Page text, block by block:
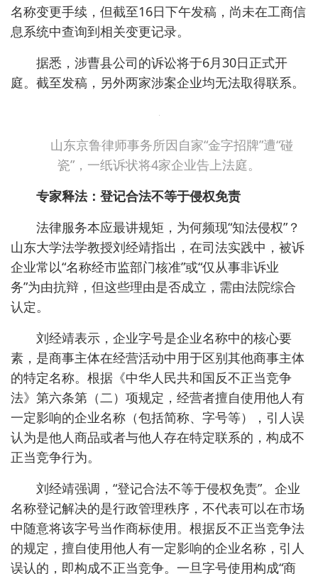
“提起诉讼是为了通过司法途径打击‘傍名牌、搭
商誉’的字号仿冒、商标侵权行为，维护知识产权与法
律服务市场公平秩序。”郝纪勇表示后续将持续排查
全国范围内的侵权主体。
面对侵权指控，涉案企业回应不一。河南京鲁知
识产权服务有限公司方面6月15日下午回应称，选
用“京鲁”作为字号，是因在山东和北京均设有分所，
各取一字属“巧合”。不过，该公司已于6月11日更名
为“河南羿扬数智有限公司”，经营范围也进行了变
更，由此前的知识产权服务、版权代理等调整为技术
服务、技术开发等。
名称经审批便无问题，收到开庭通知后已第一时间与
京鲁律所沟通，表达了配合变更名称的意愿，但双方
就赔偿金额尚未达成一致。该经营者称，目前已办理
名称变更手续，但截至16日下午发稿，尚未在工商信
息系统中查询到相关变更记录。
据悉，涉曹县公司的诉讼将于6月30日正式开
庭。截至发稿，另外两家涉案企业均无法取得联系。
山东京鲁律师事务所因自家“金字招牌”遭“碰
瓷”，一纸诉状将4家企业告上法庭。